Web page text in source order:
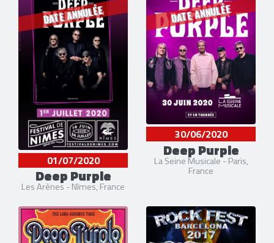
01/07/2020
Deep Purple
Les Arènes - Nîmes, France
DATE ANNULÉE
30/06/2020
Deep Purple
La Seine Musicale - Paris,
France
DATE ANNULÉE